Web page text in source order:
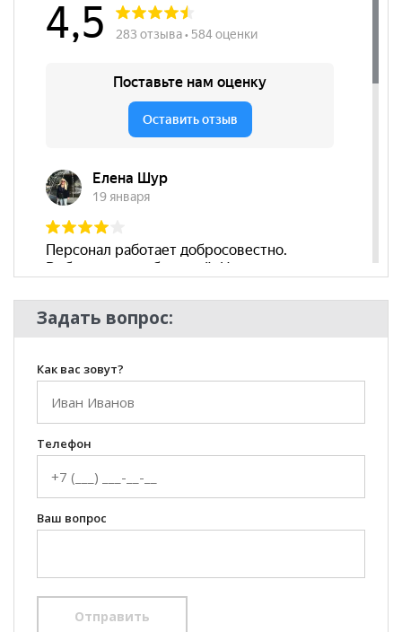
Задать вопрос:
Как вас зовут?
Телефон
Ваш вопрос
Отправить